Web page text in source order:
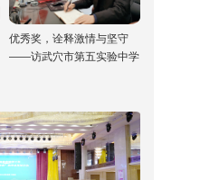
优秀奖，诠释激情与坚守
——访武穴市第五实验中学